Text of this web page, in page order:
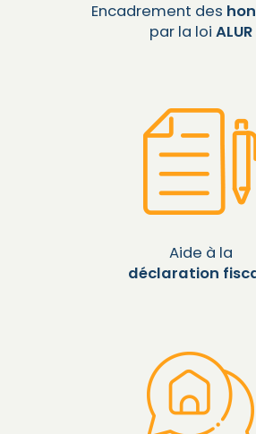
Encadrement des
par la loi ALUR
Aide à la
déclaration